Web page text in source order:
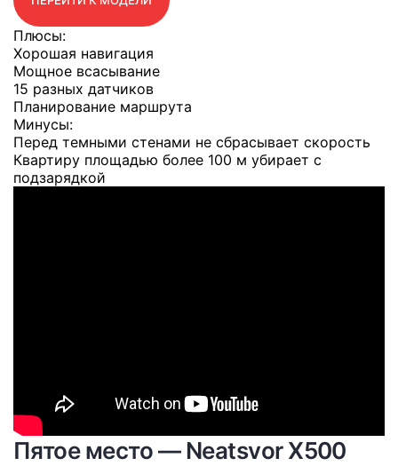
Плюсы:
Хорошая навигация
Мощное всасывание
15 разных датчиков
Планирование маршрута
Минусы:
Перед темными стенами не сбрасывает скорость
Квартиру площадью более 100 м убирает с
подзарядкой
Пятое место — Neatsvor X500